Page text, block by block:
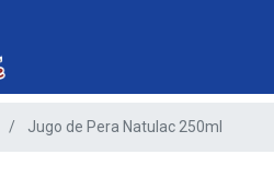
Jugo de Pera Natulac 250ml